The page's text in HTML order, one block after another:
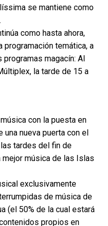
se mantiene como
como hasta ahora,
programación temática, a
magacín: Al
la tarde de 15 a
con la puesta en
una nueva puerta con el
tardes del fin de
mejor música de las Islas
exclusivamente
de música de
(el 50% de la cual estará
propios en